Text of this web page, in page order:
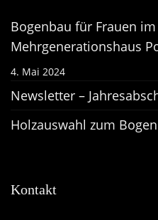
Bogenbau für Frauen im
Mehrgenerationshaus
4. Mai 2024
Newsletter –
Holzauswahl zum
Kontakt